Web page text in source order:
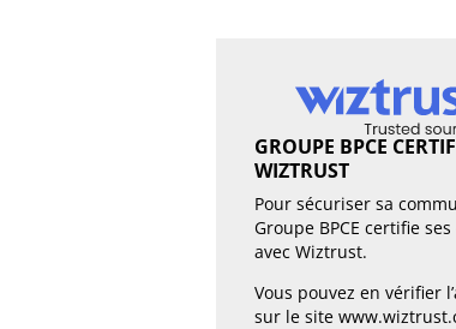
GROUPE BPCE
WIZTRUST
Pour sécuriser sa
Groupe BPCE certifie
avec Wiztrust.
Vous pouvez en vérifier
sur le site